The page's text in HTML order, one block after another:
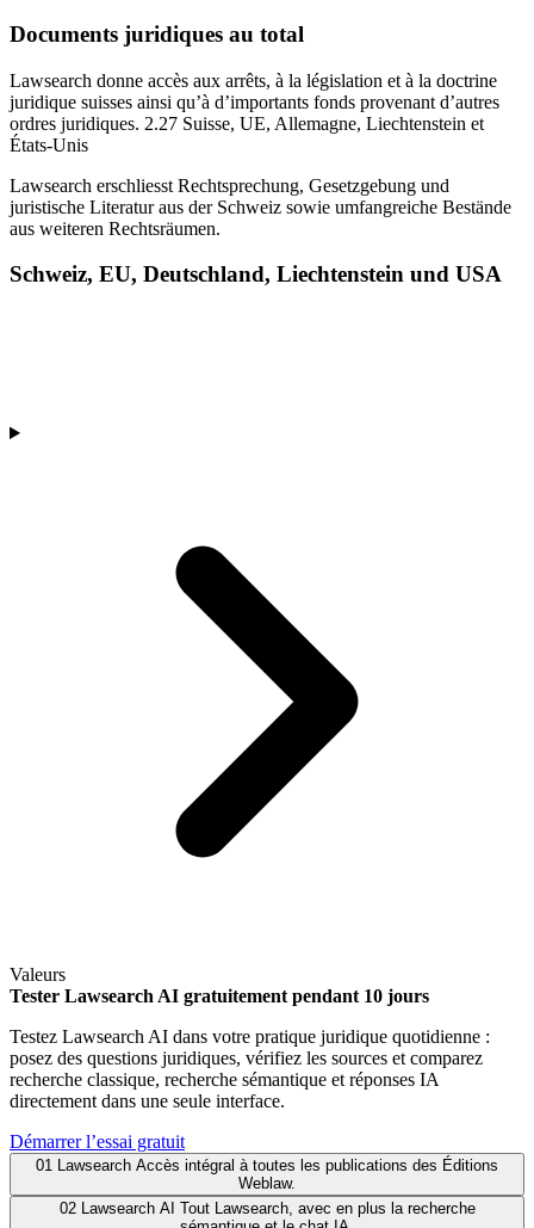
Documents juridiques au total
Lawsearch donne accès aux arrêts, à la législation et à la doctrine
juridique suisses ainsi qu’à d’importants fonds provenant d’autres
ordres juridiques. 2.27 Suisse, UE, Allemagne, Liechtenstein et
États-Unis
Lawsearch erschliesst Rechtsprechung, Gesetzgebung und
juristische Literatur aus der Schweiz sowie umfangreiche Bestände
aus weiteren Rechtsräumen.
Schweiz, EU, Deutschland, Liechtenstein und USA
Valeurs
Tester Lawsearch AI gratuitement pendant 10 jours
Testez Lawsearch AI dans votre pratique juridique quotidienne :
posez des questions juridiques, vérifiez les sources et comparez
recherche classique, recherche sémantique et réponses IA
directement dans une seule interface.
Démarrer l’essai gratuit
01 Lawsearch Accès intégral à toutes les publications des Éditions
Weblaw.
02 Lawsearch AI Tout Lawsearch, avec en plus la recherche